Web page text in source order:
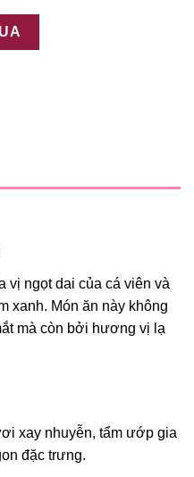
vị ngọt dai của cá viên và
xanh. Món ăn này không
mà còn bởi hương vị lạ
xay nhuyễn, tẩm ướp gia
đặc trưng.